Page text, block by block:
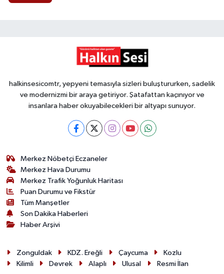
halkinsesicomtr, yepyeni temasıyla sizleri buluştururken, sadelik
ve modernizmi bir araya getiriyor. Şatafattan kaçınıyor ve
insanlara haber okuyabilecekleri bir altyapı sunuyor.
Merkez Nöbetçi Eczaneler
Merkez Hava Durumu
Merkez Trafik Yoğunluk Haritası
Puan Durumu ve Fikstür
Tüm Manşetler
Son Dakika Haberleri
Haber Arşivi
Zonguldak KDZ. Ereğli Çaycuma
Kozlu
Kilimli
Devrek Alaplı Ulusal Resmi İlan